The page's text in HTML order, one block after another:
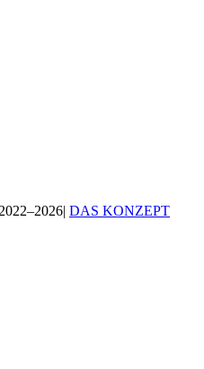
DAS KONZEPT